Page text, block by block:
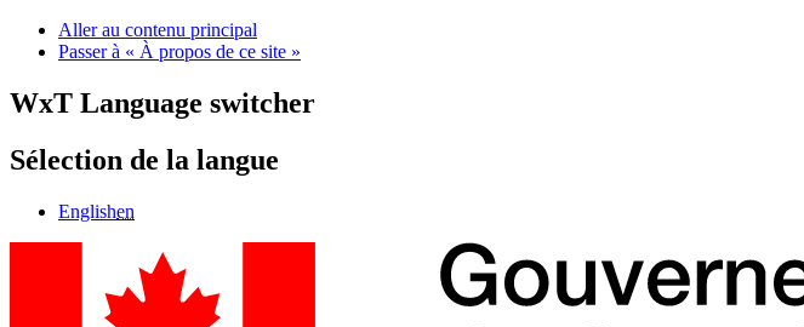
Aller au contenu principal
Passer à « À propos de ce site »
WxT Language switcher
Sélection de la langue
Englishen